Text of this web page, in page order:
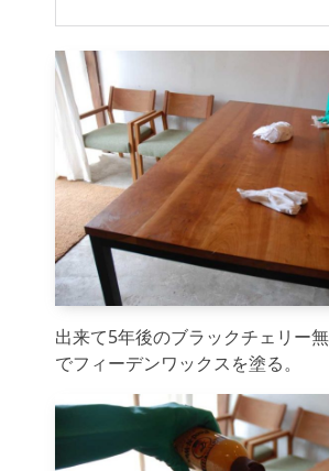
出来て5年後のブラックチェリー
でフィーデンワックスを塗る。